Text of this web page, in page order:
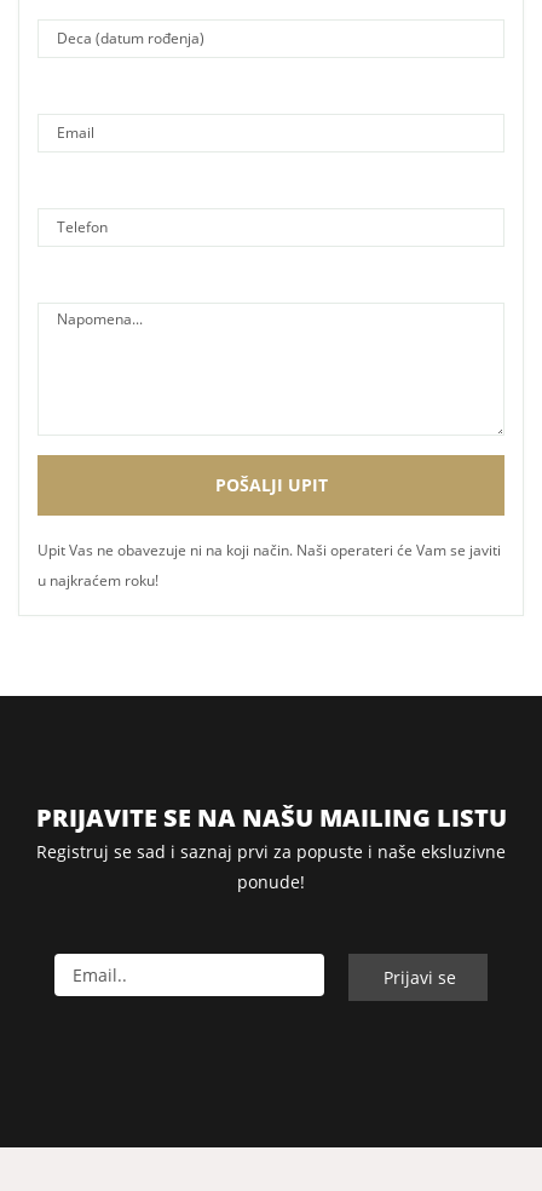
Upit Vas ne obavezuje ni na koji način. Naši operateri će Vam se javiti
u najkraćem roku!
PRIJAVITE SE NA NAŠU MAILING LISTU
Registruj se sad i saznaj prvi za popuste i naše eksluzivne
ponude!